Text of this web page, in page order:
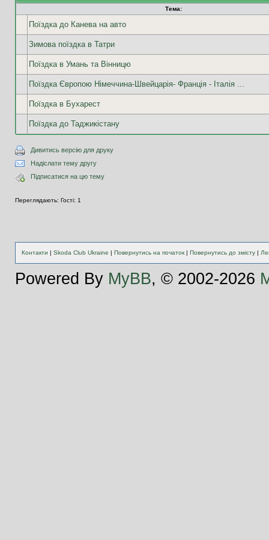
Тема:
Поїздка до Канева на авто
Зимова поїздка в Татри
Поїздка в Умань та Вінницю
Поїздка Європою Німеччина-Швейцарія- Франція - Італія ...
Поїздка в Бухарест
Поїздка до Таджикістану
Дивитись версію для друку
Надіслати тему другу
Підписатися на цю тему
Переглядають: Гості: 1
Контакти | Skoda Club Ukraine | Повернутись на початок| Повернутись до змісту|
Powered By MyBB, © 2002-2026